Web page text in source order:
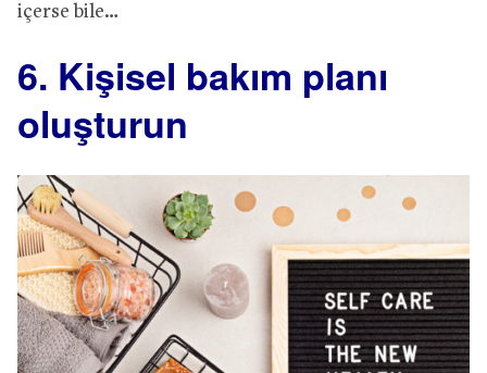
içerse bile…
6. Kişisel bakım planı
oluşturun